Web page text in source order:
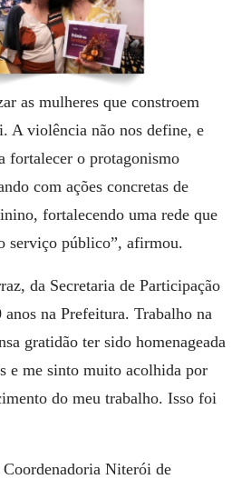
as mulheres que constroem
A violência não nos define, e
fortalecer o protagonismo
com ações concretas de
fortalecendo uma rede que
serviço público”, afirmou.
da Secretaria de Participação
na Prefeitura. Trabalho na
gratidão ter sido homenageada
e me sinto muito acolhida por
do meu trabalho. Isso foi
Niterói de